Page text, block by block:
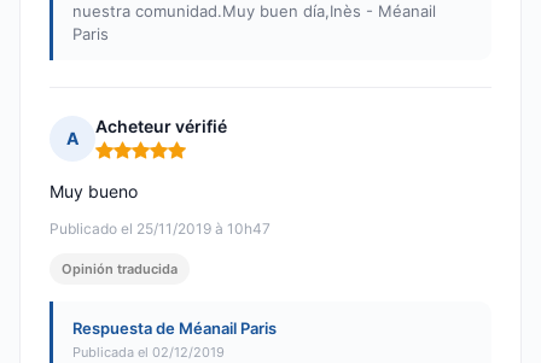
nuestra comunidad.Muy buen día,Inès - Méanail
Paris
A
Acheteur vérifié
Nota: 5 de 5
Publicado el 25/11/2019 à 10h47
Muy bueno
Opinión traducida
Respuesta de Méanail Paris
Publicada el 02/12/2019